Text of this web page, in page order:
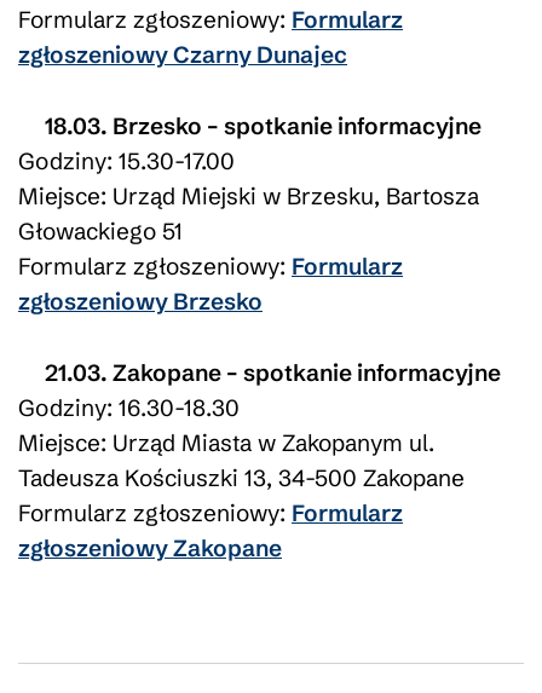
Formularz zgłoszeniowy: Formularz
zgłoszeniowy Czarny Dunajec
18.03. Brzesko – spotkanie informacyjne
Godziny: 15.30-17.00
Miejsce: Urząd Miejski w Brzesku, Bartosza
Głowackiego 51
Formularz zgłoszeniowy: Formularz
zgłoszeniowy Brzesko
21.03. Zakopane – spotkanie informacyjne
Godziny: 16.30-18.30
Miejsce: Urząd Miasta w Zakopanym ul.
Tadeusza Kościuszki 13, 34-500 Zakopane
Formularz zgłoszeniowy: Formularz
zgłoszeniowy Zakopane